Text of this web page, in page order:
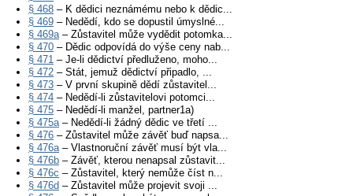
§ 468 – K dědici neznámému nebo k dědic...
§ 469 – Nedědí, kdo se dopustil úmyslné...
§ 469a– Zůstavitel může vydědit potomka...
§ 470 – Dědic odpovídá do výše ceny nab...
§ 471 – Je-li dědictví předluženo, moho...
§ 472 – Stát, jemuž dědictví připadlo, ...
§ 473 – V první skupině dědí zůstavitel...
§ 474 – Nedědí-li zůstavitelovi potomci...
§ 475 – Nedědí-li manžel, partner1a)
§ 475a– Nedědí-li žádný dědic ve třetí ...
§ 476 – Zůstavitel může závěť buď napsa...
§ 476a– Vlastnoruční závěť musí být vla...
§ 476b – Závěť, kterou nenapsal zůstavit...
§ 476c – Zůstavitel, který nemůže číst n...
§ 476d – Zůstavitel může projevit svoji ...